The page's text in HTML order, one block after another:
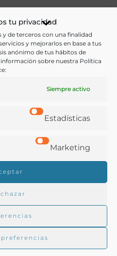
tu privacidad
y de terceros con una finalidad
y mejorarlos en base a tus
anónimo de tus hábitos de
sobre nuestra Política
Siempre activo
Estadísticas
Marketing
clave:
la biblioteca
de Ahumada